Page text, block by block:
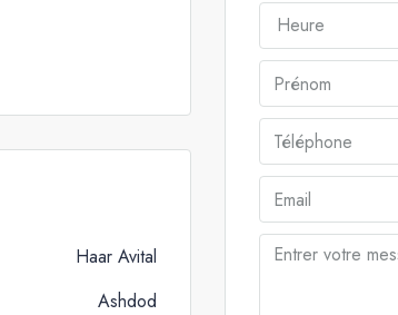
Haar Avital
Ashdod
Heure